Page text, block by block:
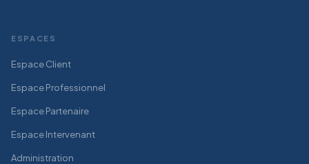
ESPACES
Espace Client
Espace Professionnel
Espace Partenaire
Espace Intervenant
Administration